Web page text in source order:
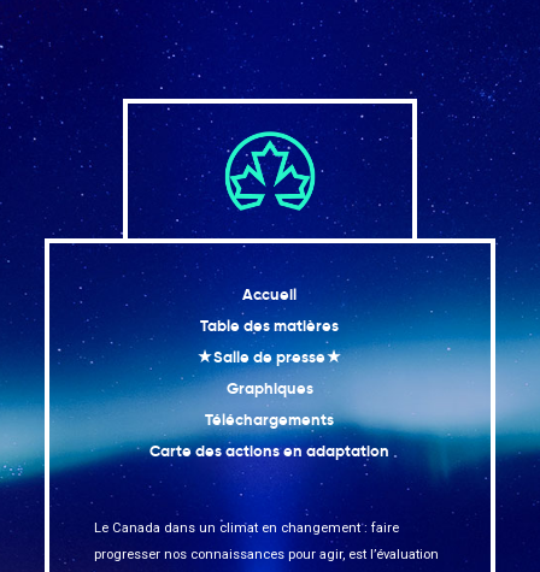
Accueil
Table des matières
★Salle de presse★
Graphiques
Téléchargements
Carte des actions en adaptation
Le Canada dans un climat en changement : faire
progresser nos connaissances pour agir, est l’évaluation